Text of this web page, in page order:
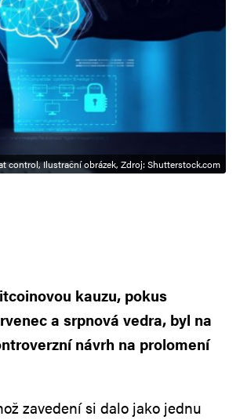
control, Ilustrační obrázek, Zdroj: Shutterstock.com
kauzu, pokus
a srpnová vedra, byl na
návrh na prolomení
zavedení si dalo jako jednu